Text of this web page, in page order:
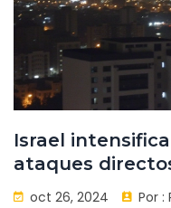
Israel
ataques
estratégica
oct 26, 2024 Por :